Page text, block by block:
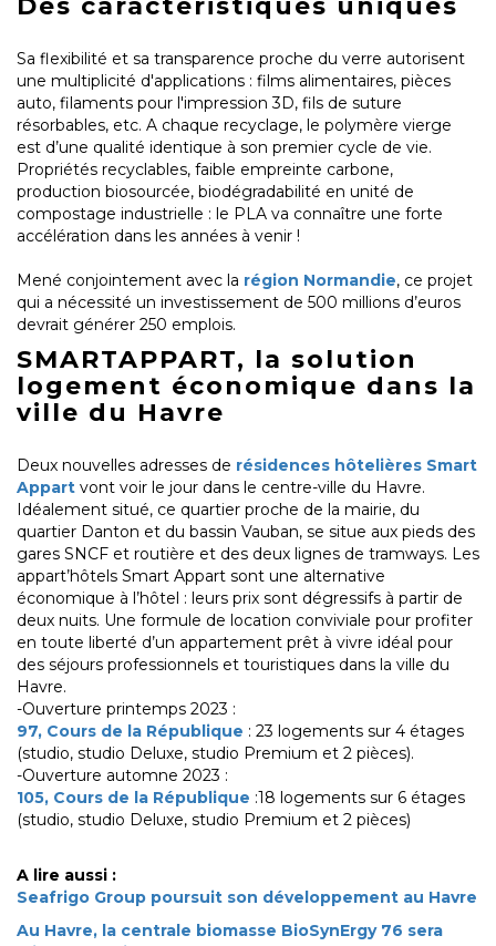
Des caractéristiques uniques
Sa flexibilité et sa transparence proche du verre autorisent
une multiplicité d'applications : films alimentaires, pièces
auto, filaments pour l'impression 3D, fils de suture
résorbables, etc. A chaque recyclage, le polymère vierge
est d’une qualité identique à son premier cycle de vie.
Propriétés recyclables, faible empreinte carbone,
production biosourcée, biodégradabilité en unité de
compostage industrielle : le PLA va connaître une forte
accélération dans les années à venir !
Mené conjointement avec la région Normandie, ce projet
qui a nécessité un investissement de 500 millions d’euros
devrait générer 250 emplois.
SMARTAPPART, la solution
logement économique dans la
ville du Havre
Deux nouvelles adresses de résidences hôtelières Smart
Appart vont voir le jour dans le centre-ville du Havre.
Idéalement situé, ce quartier proche de la mairie, du
quartier Danton et du bassin Vauban, se situe aux pieds des
gares SNCF et routière et des deux lignes de tramways. Les
appart’hôtels Smart Appart sont une alternative
économique à l’hôtel : leurs prix sont dégressifs à partir de
deux nuits. Une formule de location conviviale pour profiter
en toute liberté d’un appartement prêt à vivre idéal pour
des séjours professionnels et touristiques dans la ville du
Havre.
-Ouverture printemps 2023 :
97, Cours de la République : 23 logements sur 4 étages
(studio, studio Deluxe, studio Premium et 2 pièces).
-Ouverture automne 2023 :
105, Cours de la République :18 logements sur 6 étages
(studio, studio Deluxe, studio Premium et 2 pièces)
A lire aussi :
Seafrigo Group poursuit son développement au Havre
Au Havre, la centrale biomasse BioSynErgy 76 sera